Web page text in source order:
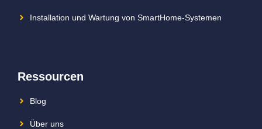
Installation und Wartung von SmartHome-Systemen
Ressourcen
Blog
Über uns